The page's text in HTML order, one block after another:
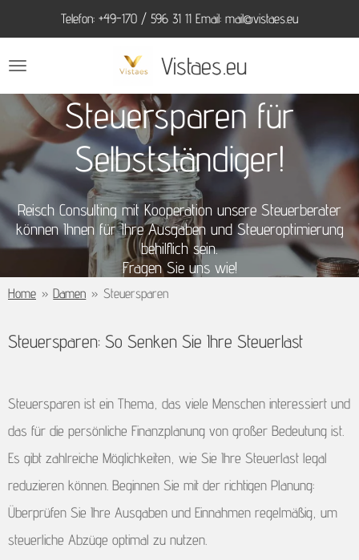
Hauptinhalt
springen
Vistaes.eu
Telefon: +49-170 / 596 31 11 Email: mail@vistaes.eu
Steuersparen für
Selbstständiger!
Reisch Consulting mit Kooperation unsere Steuerberater
können Ihnen für Ihre Ausgaben und Steueroptimierung
behilflich sein.
Fragen Sie uns wie!
Home » Damen » Steuersparen
Steuersparen: So Senken Sie Ihre Steuerlast
Steuersparen ist ein Thema, das viele Menschen interessiert und
das für die persönliche Finanzplanung von großer Bedeutung ist.
Es gibt zahlreiche Möglichkeiten, wie Sie Ihre Steuerlast legal
reduzieren können. Beginnen Sie mit der richtigen Planung:
Überprüfen Sie Ihre Ausgaben und Einnahmen regelmäßig, um
steuerliche Abzüge optimal zu nutzen.